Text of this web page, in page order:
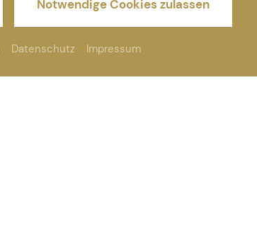
Notwendige Cookies zulassen
Datenschutz Impressum